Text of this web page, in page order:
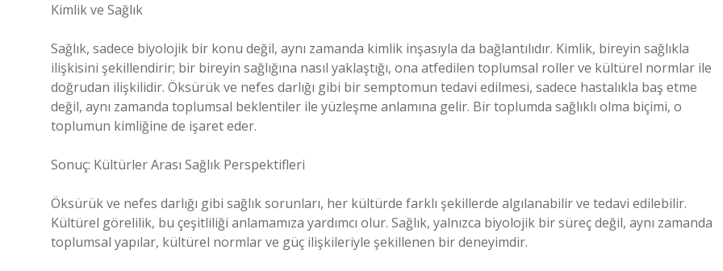
Kimlik ve Sağlık
Sağlık, sadece biyolojik bir konu değil, aynı zamanda kimlik inşasıyla da bağlantılıdır. Kimlik, bireyin sağlıkla
ilişkisini şekillendirir; bir bireyin sağlığına nasıl yaklaştığı, ona atfedilen toplumsal roller ve kültürel normlar ile
doğrudan ilişkilidir. Öksürük ve nefes darlığı gibi bir semptomun tedavi edilmesi, sadece hastalıkla baş etme
değil, aynı zamanda toplumsal beklentiler ile yüzleşme anlamına gelir. Bir toplumda sağlıklı olma biçimi, o
toplumun kimliğine de işaret eder.
Sonuç: Kültürler Arası Sağlık Perspektifleri
Öksürük ve nefes darlığı gibi sağlık sorunları, her kültürde farklı şekillerde algılanabilir ve tedavi edilebilir.
Kültürel görelilik, bu çeşitliliği anlamamıza yardımcı olur. Sağlık, yalnızca biyolojik bir süreç değil, aynı zamanda
toplumsal yapılar, kültürel normlar ve güç ilişkileriyle şekillenen bir deneyimdir.